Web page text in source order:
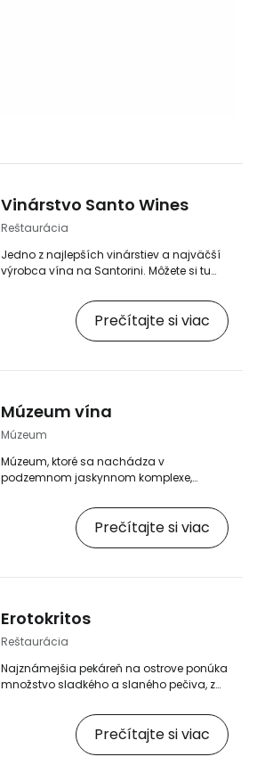
Vinárstvo Santo Wines
Reštaurácia
Jedno z najlepších vinárstiev a najväčší
výrobca vína na Santorini. Môžete si tu
útesy a potom nakúpiť v miestnom dobre
zásobenom obchode:
www.santowines.gr/en/.
Prečítajte si viac
Múzeum vína
Múzeum
Múzeum, ktoré sa nachádza v
podzemnom jaskynnom komplexe,
zaujímavou históriou vinárstva na
ostrove. Súčasťou prehliadky je aj
ochutnávka vynikajúcich miestnych vín:
Prečítajte si viac
Erotokritos
Reštaurácia
Najznámejšia pekáreň na ostrove ponúka
množstvo sladkého a slaného pečiva, z
nepatrí k najlacnejším, návšteva
obchodu v Karterádose sa oplatí:
www.erotokritos-santorini.gr/en/.
Prečítajte si viac